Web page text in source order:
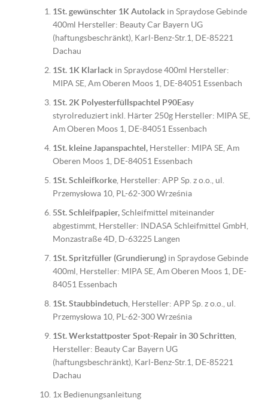
1St. gewünschter 1K Autolack in Spraydose Gebinde
400ml Hersteller: Beauty Car Bayern UG
(haftungsbeschränkt), Karl-Benz-Str.1, DE-85221
Dachau
1St. 1K Klarlack in Spraydose 400ml Hersteller:
MIPA SE, Am Oberen Moos 1, DE-84051 Essenbach
1St. 2K Polyesterfüllspachtel P90Easy
styrolreduziert inkl. Härter 250g Hersteller: MIPA SE,
Am Oberen Moos 1, DE-84051 Essenbach
1St. kleine Japanspachtel, Hersteller: MIPA SE, Am
Oberen Moos 1, DE-84051 Essenbach
1St. Schleifkorke , Hersteller: APP Sp. z o.o., ul.
Przemysłowa 10, PL-62-300 Września
5St. Schleifpapier,Schleifmittel miteinander
abgestimmt, Hersteller: INDASA Schleifmittel GmbH,
Monzastraße 4D, D-63225 Langen
1St. Spritzfüller (Grundierung) in Spraydose Gebinde
400ml, Hersteller: MIPA SE, Am Oberen Moos 1, DE-
84051 Essenbach
1St. Staubbindetuch , Hersteller: APP Sp. z o.o., ul.
Przemysłowa 10, PL-62-300 Września
1St. Werkstattposter Spot-Repair in 30 Schritten
Hersteller: Beauty Car Bayern UG
(haftungsbeschränkt), Karl-Benz-Str.1, DE-85221
Dachau
1x Bedienungsanleitung